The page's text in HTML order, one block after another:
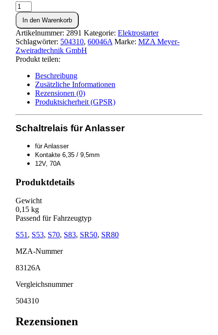
Schaltrelais
für
Anlasser
-
12V,
70A
Menge
In den Warenkorb
Artikelnummer: 2891 Kategorie: Elektrostarter
Schlagwörter: 504310, 60046A Marke: MZA Meyer-
Zweiradtechnik GmbH
Produkt teilen:
Beschreibung
Zusätzliche Informationen
Rezensionen (0)
Produktsicherheit (GPSR)
Schaltrelais für Anlasser
für Anlasser
Kontakte 6,35 / 9,5mm
12V, 70A
Produktdetails
Gewicht
0,15 kg
Passend für Fahrzeugtyp
S51 , S53, S70, S83, SR50, SR80
MZA-Nummer
83126A
Vergleichsnummer
504310
Rezensionen